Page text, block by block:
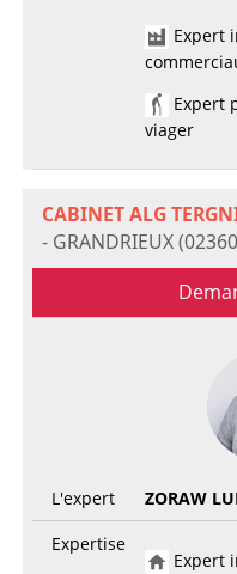
Expert
Expert
viager
CABINET ALG
- GRANDRIEUX
L'expert
ZORAW
Expertise
Expert